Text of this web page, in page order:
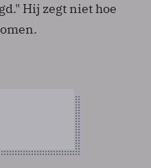
Hij zegt niet hoe